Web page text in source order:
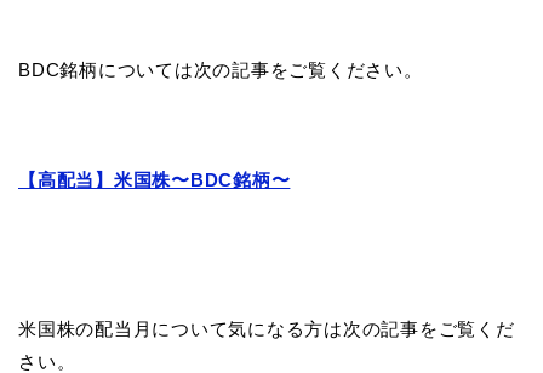
BDC銘柄については次の記事をご覧ください。
【高配当】米国株〜BDC銘柄〜
米国株の配当月について気になる方は次の記事をご覧くだ
さい。